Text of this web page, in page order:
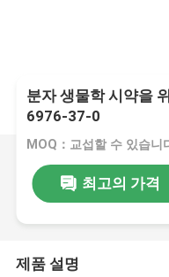
분자 생물학 시약을
6976-37-0
MOQ：교섭할 수 있습니
최고의 가격
제품 설명